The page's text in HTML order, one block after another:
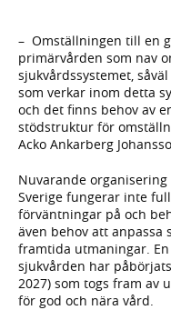
– Omställningen till en
primärvården som nav
sjukvårdssystemet,
som verkar inom detta
och det finns behov av
stödstruktur för
Acko Ankarberg
Nuvarande
Sverige fungerar inte
förväntningar på och
även behov att anpassa
framtida utmaningar.
sjukvården har
2027) som togs fram av
för god och nära vård.